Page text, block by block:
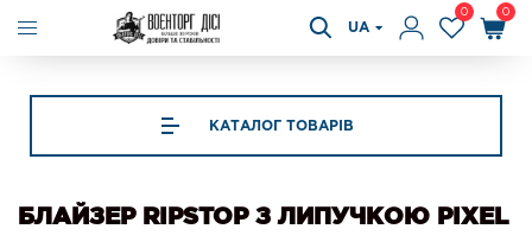
UA
0 0
КАТАЛОГ ТОВАРІВ
БЛАЙЗЕР RIPSTOP З ЛИПУЧКОЮ PIXEL